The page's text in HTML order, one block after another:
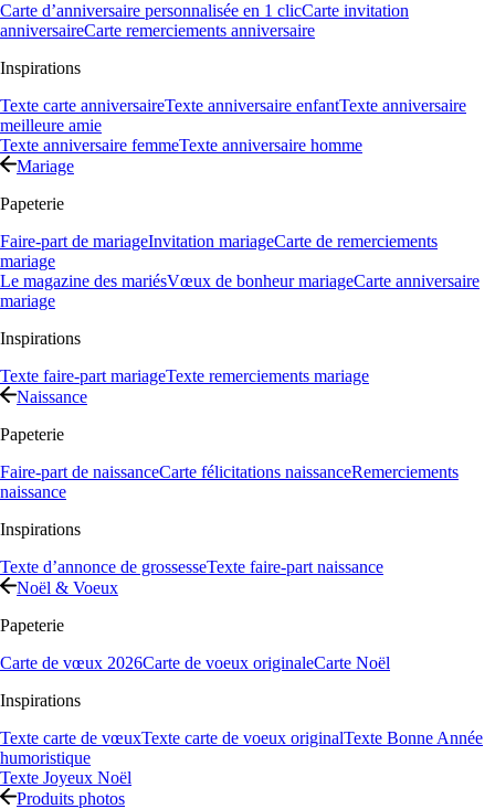
Carte d’anniversaire personnalisée en 1 clicCarte invitation
anniversaireCarte remerciements anniversaire
Inspirations
Texte carte anniversaireTexte anniversaire enfantTexte anniversaire
meilleure amie
Texte anniversaire femmeTexte anniversaire homme
Mariage
Papeterie
Faire-part de mariageInvitation mariageCarte de remerciements
mariage
Le magazine des mariésVœux de bonheur mariageCarte anniversaire
mariage
Inspirations
Texte faire-part mariageTexte remerciements mariage
Naissance
Papeterie
Faire-part de naissanceCarte félicitations naissanceRemerciements
naissance
Inspirations
Texte d’annonce de grossesseTexte faire-part naissance
Noël & Voeux
Papeterie
Carte de vœux 2026Carte de voeux originaleCarte Noël
Inspirations
Texte carte de vœuxTexte carte de voeux originalTexte Bonne Année
humoristique
Texte Joyeux Noël
Produits photos